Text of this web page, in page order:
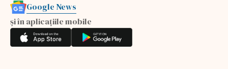
Google News
și în aplicațiile mobile